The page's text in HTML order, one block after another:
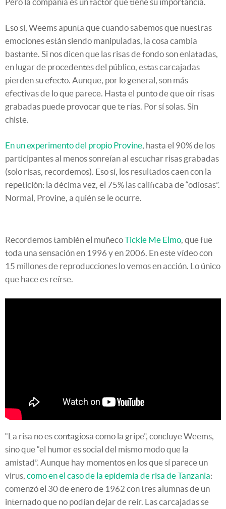
Eso sí, Weems apunta que cuando sabemos que nuestras
emociones están siendo manipuladas, la cosa cambia
bastante. Si nos dicen que las risas de fondo son enlatadas,
en lugar de procedentes del público, estas carcajadas
pierden su efecto. Aunque, por lo general, son más
efectivas de lo que parece. Hasta el punto de que oír risas
grabadas puede provocar que te rías. Por sí solas. Sin
chiste.
En un experimento del propio Provine , hasta el 90% de los
participantes al menos sonreían al escuchar risas grabadas
(solo risas, recordemos). Eso sí, los resultados caen con la
repetición: la décima vez, el 75% las calificaba de “odiosas”.
Normal, Provine, a quién se le ocurre.
Recordemos también el muñecoTickle Me Elmo , que fue
toda una sensación en 1996 y en 2006. En este vídeo con
15 millones de reproducciones lo vemos en acción. Lo único
que hace es reírse.
“La risa no es contagiosa como la gripe”, concluye Weems,
sino que “el humor es social del mismo modo que la
amistad”. Aunque hay momentos en los que sí parece un
virus, como en el caso de la epidemia de risa de Tanzania:
comenzó el 30 de enero de 1962 con tres alumnas de un
internado que no podían dejar de reír. Las carcajadas se